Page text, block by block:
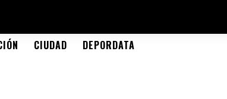
CIUDAD DEPORDATA